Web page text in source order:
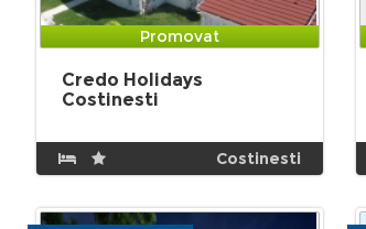
Promovat
Credo Holidays
Costinesti
Costinesti